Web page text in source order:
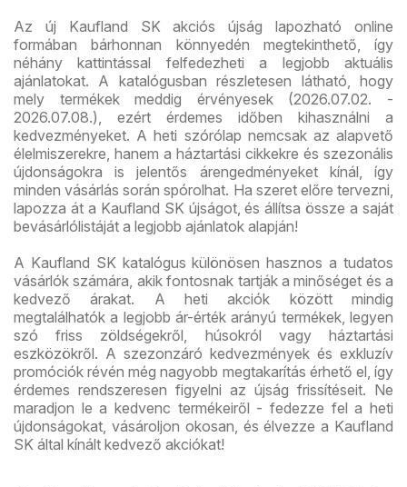
Az új Kaufland SK akciós újság lapozható online
formában bárhonnan könnyedén megtekinthető, így
néhány kattintással felfedezheti a legjobb aktuális
ajánlatokat. A katalógusban részletesen látható, hogy
mely termékek meddig érvényesek (2026.07.02. -
2026.07.08.), ezért érdemes időben kihasználni a
kedvezményeket. A heti szórólap nemcsak az alapvető
élelmiszerekre, hanem a háztartási cikkekre és szezonális
újdonságokra is jelentős árengedményeket kínál, így
minden vásárlás során spórolhat. Ha szeret előre tervezni,
lapozza át a Kaufland SK újságot, és állítsa össze a saját
bevásárlólistáját a legjobb ajánlatok alapján!
A Kaufland SK katalógus különösen hasznos a tudatos
vásárlók számára, akik fontosnak tartják a minőséget és a
kedvező árakat. A heti akciók között mindig
megtalálhatók a legjobb ár-érték arányú termékek, legyen
szó friss zöldségekről, húsokról vagy háztartási
eszközökről. A szezonzáró kedvezmények és exkluzív
promóciók révén még nagyobb megtakarítás érhető el, így
érdemes rendszeresen figyelni az újság frissítéseit. Ne
maradjon le a kedvenc termékeiről - fedezze fel a heti
újdonságokat, vásároljon okosan, és élvezze a Kaufland
SK által kínált kedvező akciókat!